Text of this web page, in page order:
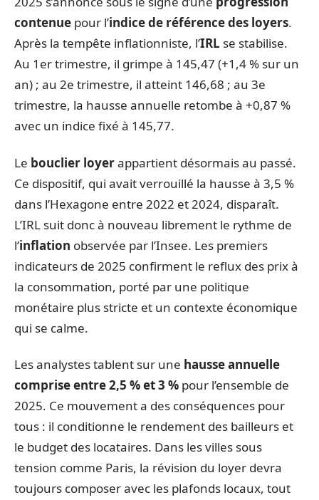
contenue pour l’indice de référence des loyers.
Après la tempête inflationniste, l’IRL se stabilise.
Au 1er trimestre, il grimpe à 145,47 (+1,4 % sur un
an) ; au 2e trimestre, il atteint 146,68 ; au 3e
trimestre, la hausse annuelle retombe à +0,87 %
avec un indice fixé à 145,77.
Le bouclier loyerappartient désormais au passé.
Ce dispositif, qui avait verrouillé la hausse à 3,5 %
dans l’Hexagone entre 2022 et 2024, disparaît.
L’IRL suit donc à nouveau librement le rythme de
l’inflation observée par l’Insee. Les premiers
indicateurs de 2025 confirment le reflux des prix à
la consommation, porté par une politique
monétaire plus stricte et un contexte économique
qui se calme.
Les analystes tablent sur une hausse annuelle
comprise entre 2,5 % et 3 % pour l’ensemble de
2025. Ce mouvement a des conséquences pour
tous : il conditionne le rendement des bailleurs et
le budget des locataires. Dans les villes sous
tension comme Paris, la révision du loyer devra
toujours composer avec les plafonds locaux, tout